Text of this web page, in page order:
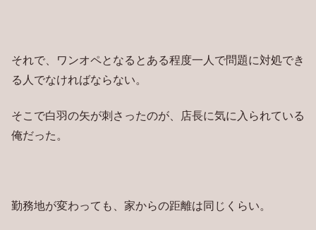
それで、ワンオペとなるとある程度一人で問題に対処でき
る人でなければならない。
そこで白羽の矢が刺さったのが、店長に気に入られている
俺だった。
勤務地が変わっても、家からの距離は同じくらい。